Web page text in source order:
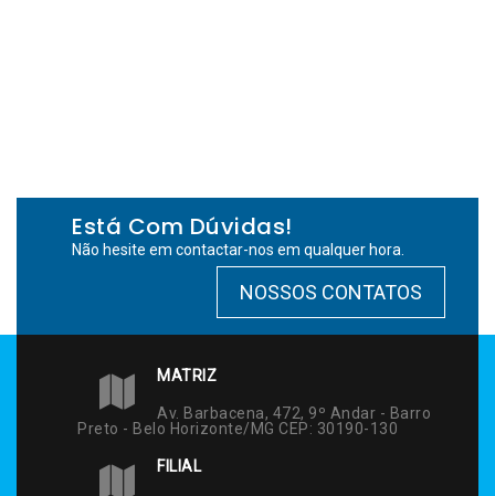
Está Com Dúvidas!
Não hesite em contactar-nos em qualquer hora.
NOSSOS CONTATOS
MATRIZ
Av. Barbacena, 472, 9º Andar - Barro
Preto - Belo Horizonte/MG CEP: 30190-130
FILIAL